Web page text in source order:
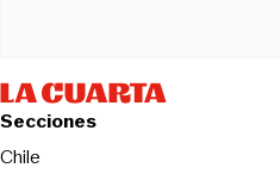
Secciones
Chile